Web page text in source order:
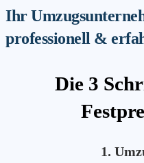
Ihr
professionell &
Die 3
1.